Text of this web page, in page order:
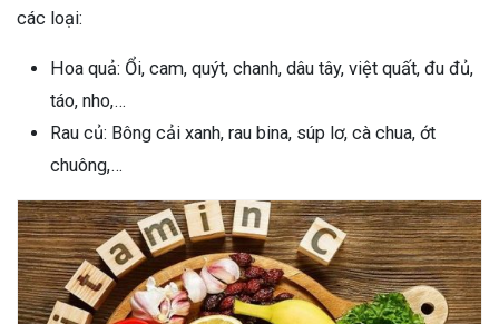
các loại:
Hoa quả: Ổi, cam, quýt, chanh, dâu tây, việt quất, đu đủ,
táo, nho,…
Rau củ: Bông cải xanh, rau bina, súp lơ, cà chua, ớt
chuông,…